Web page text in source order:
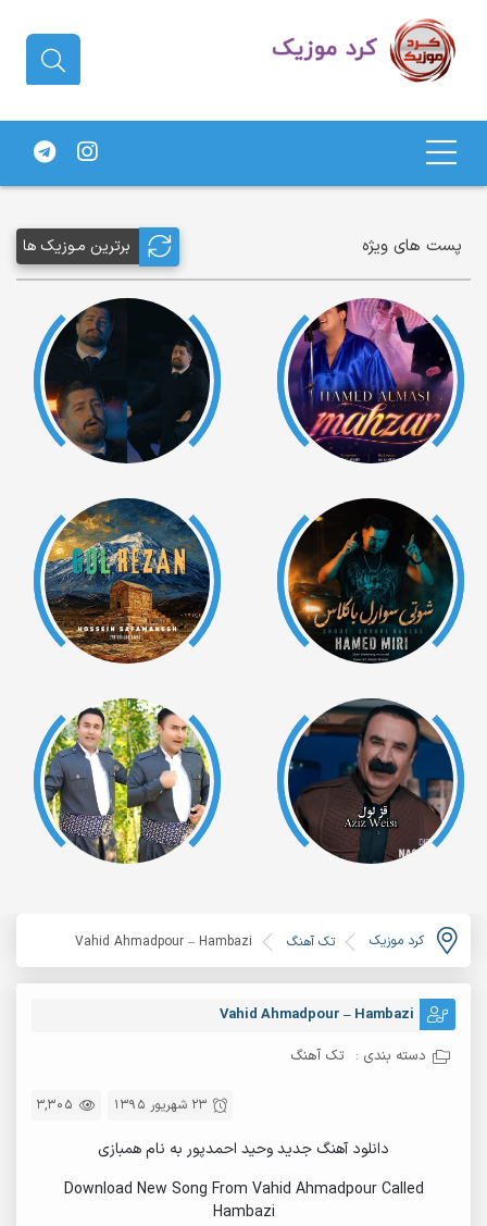
های کردی
پست های ویژه برترین مـوزیک ها
کرد موزیک تک آهنگ Vahid Ahmadpour – Hambazi
Vahid Ahmadpour – Hambazi
دسته بندی : تک آهنگ
3,305 23 شهریور 1395
دانلود آهنگ جدید وحید احمدپور به نام همبازی
Download New Song From Vahid Ahmadpour Called
Hambazi